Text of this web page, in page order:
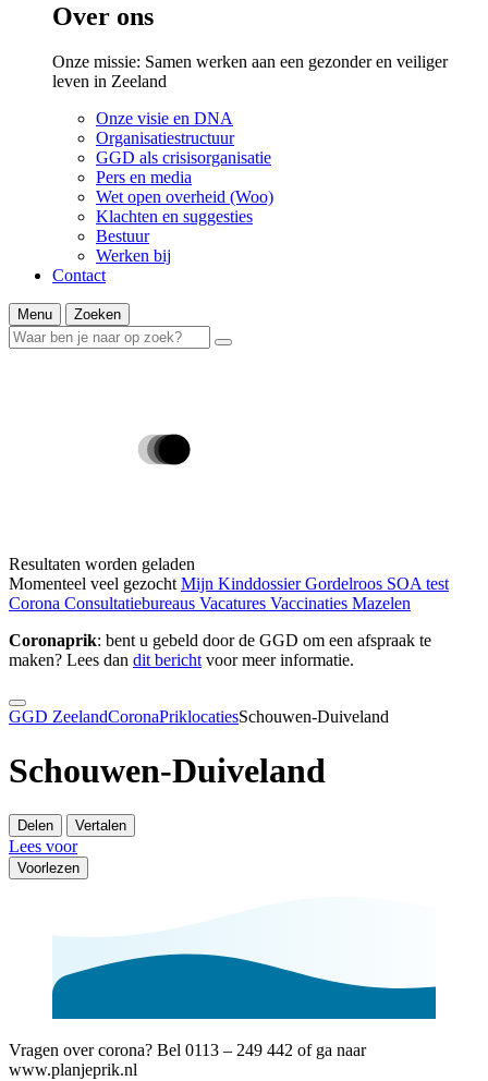
Over ons
Onze missie: Samen werken aan een gezonder en veiliger
leven in Zeeland
Onze visie en DNA
Organisatiestructuur
GGD als crisisorganisatie
Pers en media
Wet open overheid (Woo)
Klachten en suggesties
Bestuur
Werken bij
Contact
Menu Zoeken
Resultaten worden geladen
Momenteel veel gezocht Mijn KinddossierGordelroos SOA test
Corona Consultatiebureaus Vacatures Vaccinaties Mazelen
Coronaprik: bent u gebeld door de GGD om een afspraak te
maken? Lees dan dit berichtvoor meer informatie.
GGD ZeelandCoronaPriklocatiesSchouwen-Duiveland
Schouwen-Duiveland
Delen Vertalen
Lees voor
Voorlezen
Vragen over corona? Bel 0113 – 249 442 of ga naar
www.planjeprik.nl